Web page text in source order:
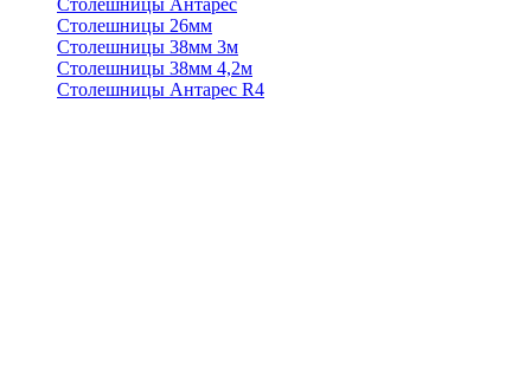
Столешницы Антарес
Столешницы 26мм
Столешницы 38мм 3м
Столешницы 38мм 4,2м
Столешницы Антарес R4